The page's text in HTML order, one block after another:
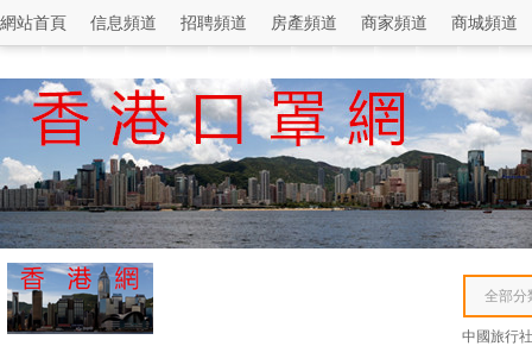
網站首頁 信息頻道 招聘頻道 房產頻道 商家頻道 商城頻道
全部分
中國旅行社